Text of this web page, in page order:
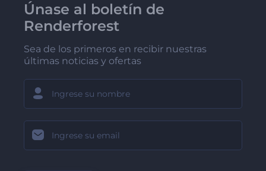
Únase al boletín de
Renderforest
Sea de los primeros en recibir nuestras
últimas noticias y ofertas